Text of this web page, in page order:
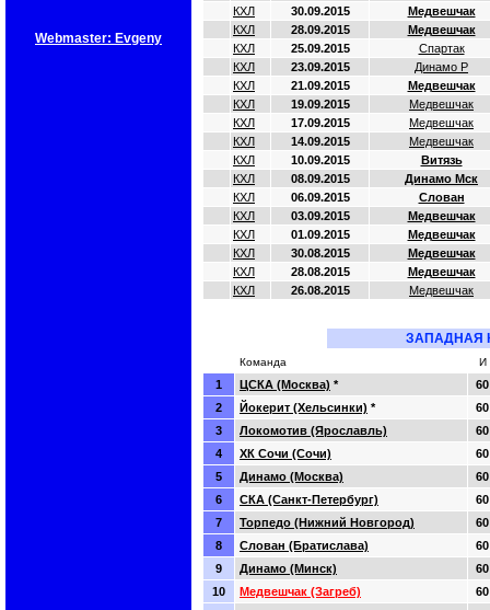
Webmaster: Evgeny
КХЛ
30.09.2015
Медвешчак
КХЛ
28.09.2015
Медвешчак
КХЛ
25.09.2015
Спартак
КХЛ
23.09.2015
Динамо Р
КХЛ
21.09.2015
Медвешчак
КХЛ
19.09.2015
Медвешчак
КХЛ
17.09.2015
Медвешчак
КХЛ
14.09.2015
Медвешчак
КХЛ
10.09.2015
Витязь
КХЛ
08.09.2015
Динамо Мск
КХЛ
06.09.2015
Слован
КХЛ
03.09.2015
Медвешчак
КХЛ
01.09.2015
Медвешчак
КХЛ
30.08.2015
Медвешчак
КХЛ
28.08.2015
Медвешчак
КХЛ
26.08.2015 Медвешчак
ЗАПАДНАЯ
Команда И
1 ЦСКА (Москва) *
60
2
Йокерит (Хельсинки) *
60
3
Локомотив (Ярославль)
60
4
ХК Сочи (Сочи)
60
5
Динамо (Москва)
60
6
СКА (Санкт-Петербург)
60
7
Торпедо (Нижний Новгород)
60
8
Слован (Братислава)
60
9
Динамо (Минск)
60
10
Медвешчак (Загреб)
60